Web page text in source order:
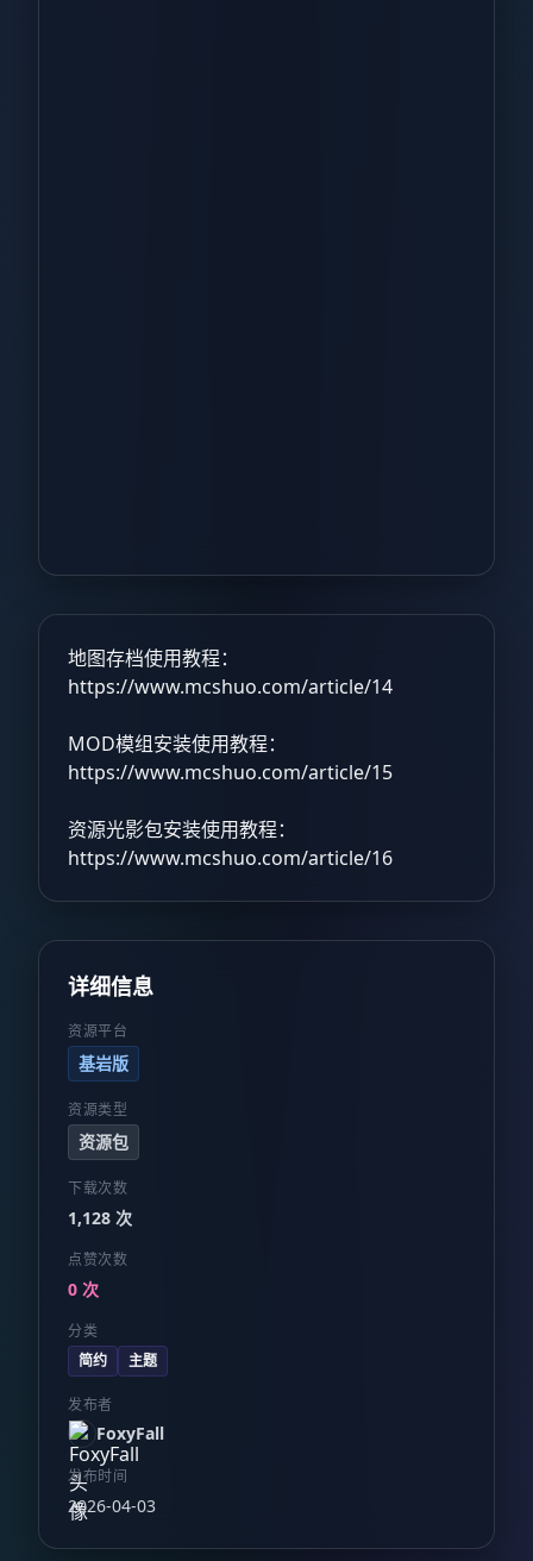
地图存档使用教程：
https://www.mcshuo.com/article/14
MOD模组安装使用教程：
https://www.mcshuo.com/article/15
资源光影包安装使用教程：
https://www.mcshuo.com/article/16
详细信息
资源平台
基岩版
资源类型
资源包
下载次数
1,128 次
点赞次数
0 次
分类
简约
主题
发布者
FoxyFall
发布时间
2026-04-03